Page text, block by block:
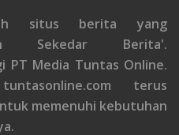
situs berita yang
Sekedar Berita'.
PT Media Tuntas Online.
terus
memenuhi kebutuhan